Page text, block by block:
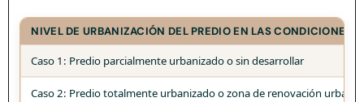
NIVEL DE URBANIZACIÓN DEL PREDIO EN LAS CONDICIONES
Caso 1: Predio parcialmente urbanizadoo sin desarrollar
Caso 2: Prediototalmente urbanizadoo zonade renovación urbana